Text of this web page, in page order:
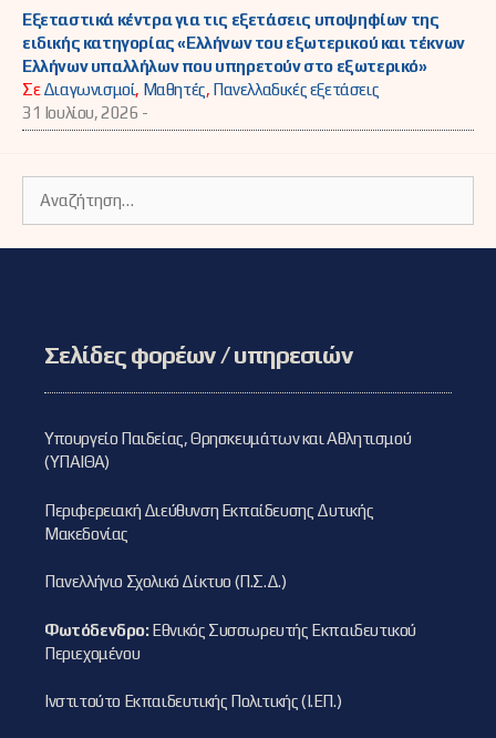
Εξεταστικά κέντρα για τις εξετάσεις υποψηφίων της
ειδικής κατηγορίας «Ελλήνων του εξωτερικού και τέκνων
Ελλήνων υπαλλήλων που υπηρετούν στο εξωτερικό»
ΣεΔιαγωνισμοί, Μαθητές, Πανελλαδικές εξετάσεις
31 Ιουλίου, 2026 -
για:
Σελίδες φορέων / υπηρεσιών
Υπουργείο Παιδείας, Θρησκευμάτων και Αθλητισμού
(ΥΠΑΙΘΑ)
Περιφερειακή Διεύθυνση Εκπαίδευσης Δυτικής
Μακεδονίας
Πανελλήνιο Σχολικό Δίκτυο (Π.Σ.Δ.)
Φωτόδενδρο:Εθνικός Συσσωρευτής Εκπαιδευτικού
Περιεχομένου
Ινστιτούτο Εκπαιδευτικής Πολιτικής (Ι.ΕΠ.)